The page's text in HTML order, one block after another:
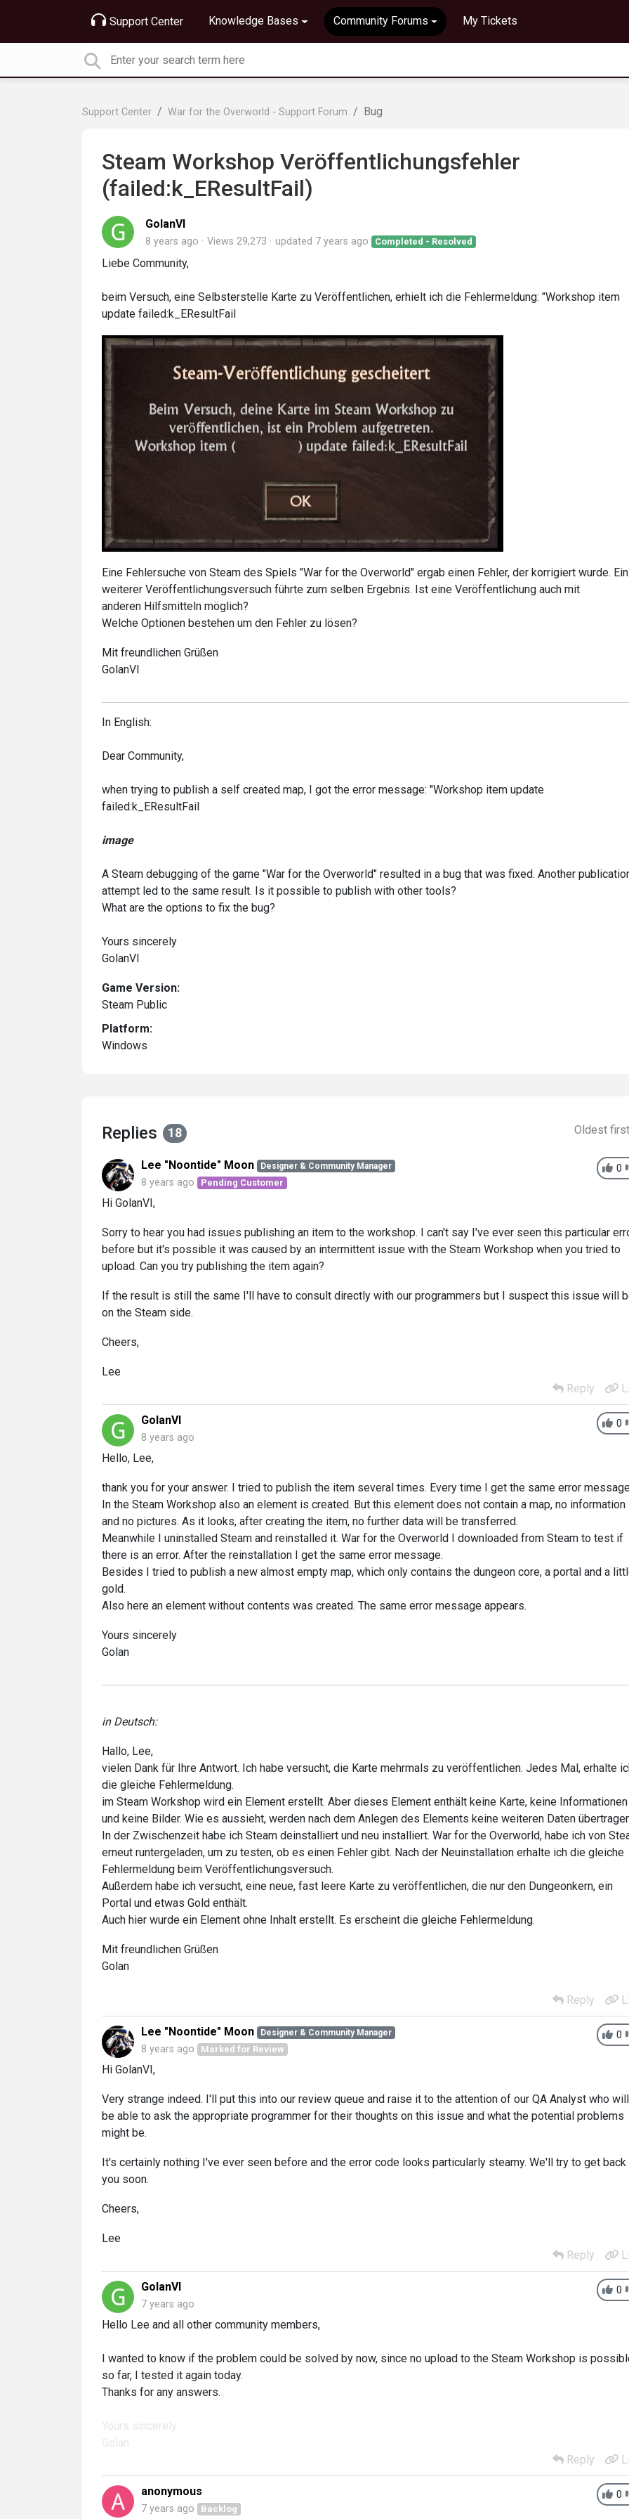
Support Center Knowledge Bases Community Forums My Tickets
Support Center War for the Overworld - Support Forum Bug
Steam Workshop Veröffentlichungsfehler
(failed:k_EResultFail)
GolanVI
8 years ago Views 29,273 updated 7 years ago Completed - Resolved
Liebe Community,
beim Versuch, eine Selbsterstelle Karte zu Veröffentlichen, erhielt ich die Fehlermeldung: "Workshop item
update failed:k_EResultFail
Eine Fehlersuche von Steam des Spiels "War for the Overworld" ergab einen Fehler, der korrigiert wurde. Ein
weiterer Veröffentlichungsversuch führte zum selben Ergebnis. Ist eine Veröffentlichung auch mit
anderen Hilfsmitteln möglich?
Welche Optionen bestehen um den Fehler zu lösen?
Mit freundlichen Grüßen
GolanVI
In English:
Dear Community,
when trying to publish a self created map, I got the error message: "Workshop item update
failed:k_EResultFail
image
A Steam debugging of the game "War for the Overworld" resulted in a bug that was fixed. Another
attempt led to the same result. Is it possible to publish with other tools?
What are the options to fix the bug?
Yours sincerely
GolanVI
Game Version:
Steam Public
Platform:
Windows
Replies 18 Oldest
0
Lee "Noontide" Moon Designer & Community Manager
8 years ago Pending Customer
Hi GolanVI,
Sorry to hear you had issues publishing an item to the workshop. I can't say I've ever seen this particular
before but it's possible it was caused by an intermittent issue with the Steam Workshop when you tried to
upload. Can you try publishing the item again?
If the result is still the same I'll have to consult directly with our programmers but I suspect this issue will
on the Steam side.
Cheers,
Lee
Reply
0
GolanVI
8 years ago
Hello, Lee,
thank you for your answer. I tried to publish the item several times. Every time I get the same error
In the Steam Workshop also an element is created. But this element does not contain a map, no information
and no pictures. As it looks, after creating the item, no further data will be transferred.
Meanwhile I uninstalled Steam and reinstalled it. War for the Overworld I downloaded from Steam to test if
there is an error. After the reinstallation I get the same error message.
Besides I tried to publish a new almost empty map, which only contains the dungeon core, a portal and a
gold.
Also here an element without contents was created. The same error message appears.
Yours sincerely
Golan
in Deutsch:
Hallo, Lee,
vielen Dank für Ihre Antwort. Ich habe versucht, die Karte mehrmals zu veröffentlichen. Jedes Mal, erhalte
die gleiche Fehlermeldung.
im Steam Workshop wird ein Element erstellt. Aber dieses Element enthält keine Karte, keine Informationen
und keine Bilder. Wie es aussieht, werden nach dem Anlegen des Elements keine weiteren Daten
In der Zwischenzeit habe ich Steam deinstalliert und neu installiert. War for the Overworld, habe ich von
erneut runtergeladen, um zu testen, ob es einen Fehler gibt. Nach der Neuinstallation erhalte ich die gleiche
Fehlermeldung beim Veröffentlichungsversuch.
Außerdem habe ich versucht, eine neue, fast leere Karte zu veröffentlichen, die nur den Dungeonkern, ein
Portal und etwas Gold enthält.
Auch hier wurde ein Element ohne Inhalt erstellt. Es erscheint die gleiche Fehlermeldung.
Mit freundlichen Grüßen
Golan
Reply
0
Lee "Noontide" Moon Designer & Community Manager
8 years ago Marked for Review
Hi GolanVI,
Very strange indeed. I'll put this into our review queue and raise it to the attention of our QA Analyst who will
be able to ask the appropriate programmer for their thoughts on this issue and what the potential problems
might be.
It's certainly nothing I've ever seen before and the error code looks particularly steamy. We'll try to get back
you soon.
Cheers,
Lee
Reply
0
GolanVI
7 years ago
Hello Lee and all other community members,
I wanted to know if the problem could be solved by now, since no upload to the Steam Workshop is
so far, I tested it again today.
Thanks for any answers.
Yours sincerely
Golan
Reply
0
anonymous
7 years ago Backlog